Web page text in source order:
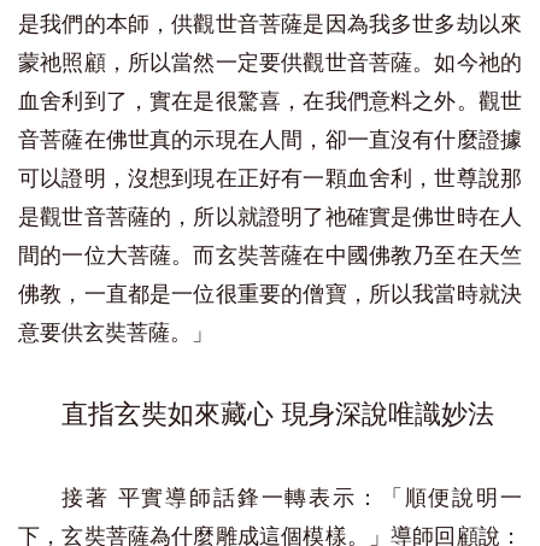
是我們的本師，供觀世音菩薩是因為我多世多劫以來
蒙祂照顧，所以當然一定要供觀世音菩薩。如今祂的
血舍利到了，實在是很驚喜，在我們意料之外。觀世
音菩薩在佛世真的示現在人間，卻一直沒有什麼證據
可以證明，沒想到現在正好有一顆血舍利，世尊說那
是觀世音菩薩的，所以就證明了祂確實是佛世時在人
間的一位大菩薩。而玄奘菩薩在中國佛教乃至在天竺
佛教，一直都是一位很重要的僧寶，所以我當時就決
意要供玄奘菩薩。」
直指玄奘如來藏心 現身深說唯識妙法
接著 平實導師話鋒一轉表示：「順便說明一
下，玄奘菩薩為什麼雕成這個模樣。」導師回顧說：